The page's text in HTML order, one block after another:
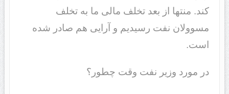
کند. منتها از بعد تخلف مالی ما به تخلف
مسوولان نفت رسیدیم و آرایی هم صادر شده
است.
در مورد وزیر نفت وقت چطور؟